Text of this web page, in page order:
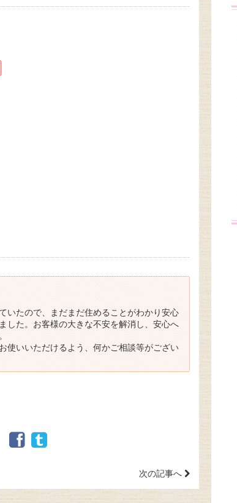
いたので、まだまだ住めることがわかり安心
した。お客様の大きな不安を解消し、安心へ
使いいただけるよう、何かご相談等がござい
次の記事へ